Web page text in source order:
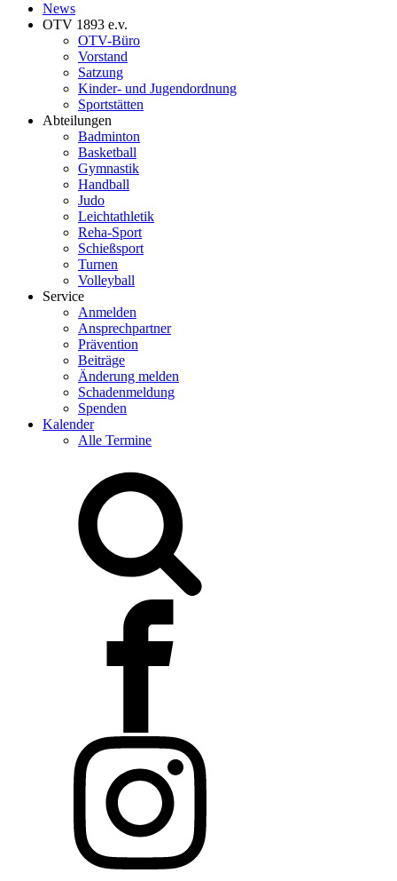
News
OTV 1893 e.v.
OTV-Büro
Vorstand
Satzung
Kinder- und Jugendordnung
Sportstätten
Abteilungen
Badminton
Basketball
Gymnastik
Handball
Judo
Leichtathletik
Reha-Sport
Schießsport
Turnen
Volleyball
Service
Anmelden
Ansprechpartner
Prävention
Beiträge
Änderung melden
Schadenmeldung
Spenden
Kalender
Alle Termine